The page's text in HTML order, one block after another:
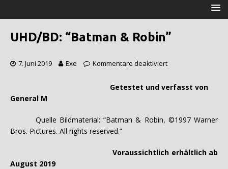
UHD/BD: “Batman & Robin”
7. Juni 2019 Exe Kommentare deaktiviert
Getestet und verfasst von
General M
Quelle Bildmaterial: “Batman & Robin, ©1997 Warner
Bros. Pictures. All rights reserved.”
Voraussichtlich erhältlich ab
August 2019